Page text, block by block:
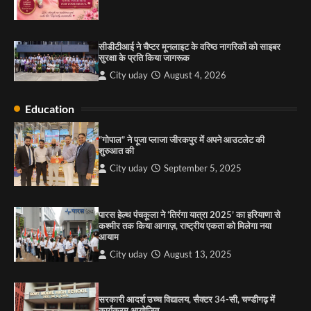
3
City uday August 6, 2025
की कसम: देवशाली
City uday
सीडीटीआई ने चैप्टर मूनलाइट के वरिष्ठ नागरिकों को साइबर
सुरक्षा के प्रति किया जागरूक
City uday August 4, 2026
Education
“गोपाल” ने पूजा प्लाजा जीरकपुर में अपने आउटलेट की
शुरुआत की
City uday September 5, 2025
पारस हेल्थ पंचकूला ने ‘तिरंगा यात्रा 2025’ का हरियाणा से
कश्मीर तक किया आगाज़, राष्ट्रीय एकता को मिलेगा नया
आयाम
City uday August 13, 2025
सरकारी आदर्श उच्च विद्यालय, सैक्टर 34-सी, चण्डीगढ़ में